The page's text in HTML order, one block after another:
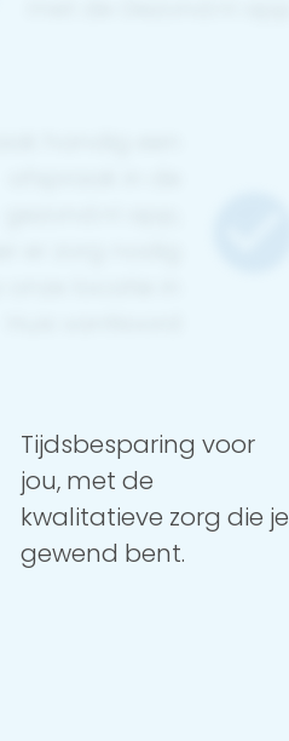
Tijdsbesparing voor
jou, met de
kwalitatieve zorg die je
gewend bent.